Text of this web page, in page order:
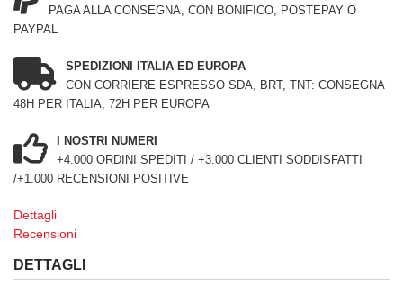
PAGA ALLA CONSEGNA, CON BONIFICO, POSTEPAY O
PAYPAL
SPEDIZIONI ITALIA ED EUROPA
CON CORRIERE ESPRESSO SDA, BRT, TNT: CONSEGNA
48H PER ITALIA, 72H PER EUROPA
I NOSTRI NUMERI
+4.000 ORDINI SPEDITI / +3.000 CLIENTI SODDISFATTI
/+1.000 RECENSIONI POSITIVE
Dettagli
Recensioni
DETTAGLI